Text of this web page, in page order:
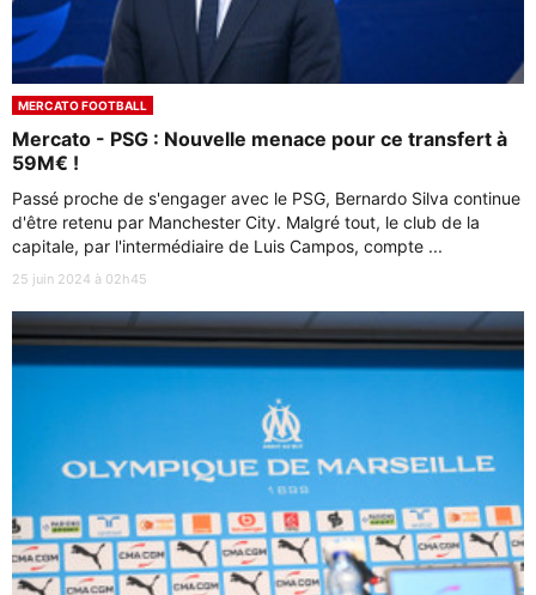
MERCATO FOOTBALL
Mercato - PSG : Nouvelle menace pour ce transfert à
59M€ !
Passé proche de s'engager avec le PSG, Bernardo Silva continue
d'être retenu par Manchester City. Malgré tout, le club de la
capitale, par l'intermédiaire de Luis Campos, compte ...
25 juin 2024 à 02h45